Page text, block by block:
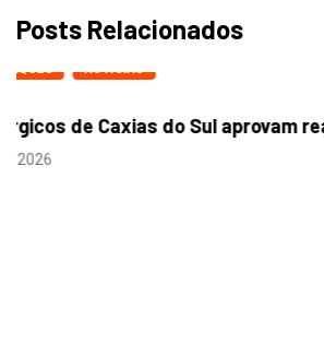
Posts Relacionados
DESTAQUES NOTICIAS
Metalúrgicos de Caxias do Sul
24/07/2026